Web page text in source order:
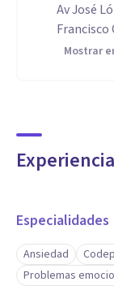
Av José
Francisco
Mostrar
Experiencia
Especialidades
Ansiedad
Problemas